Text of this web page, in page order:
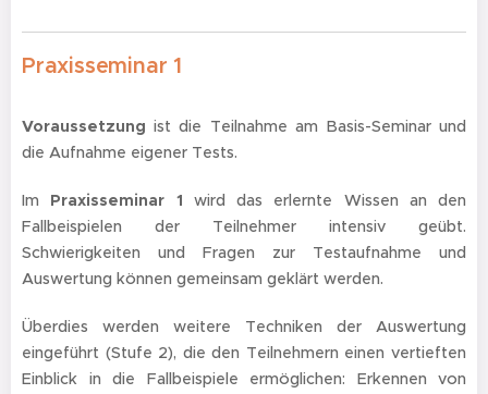
Praxisseminar 1
Voraussetzungist die Teilnahme am Basis-Seminar und
die Aufnahme eigener Tests.
Im Praxisseminar 1 wird das erlernte Wissen an den
Fallbeispielen der Teilnehmer intensiv geübt.
Schwierigkeiten und Fragen zur Testaufnahme und
Auswertung können gemeinsam geklärt werden.
Überdies werden weitere Techniken der Auswertung
eingeführt (Stufe 2), die den Teilnehmern einen vertieften
Einblick in die Fallbeispiele ermöglichen: Erkennen von